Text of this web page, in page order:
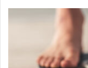
hospitales